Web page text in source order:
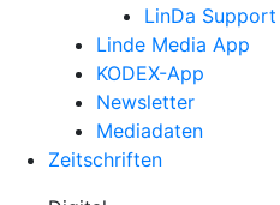
LinDa
Linde Media App
KODEX-App
Newsletter
Mediadaten
Zeitschriften